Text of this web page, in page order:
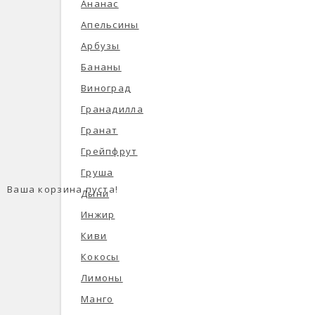
Ваша корзина пуста!
Ананас
Апельсины
Арбузы
Бананы
Виноград
Гранадилла
Гранат
Грейпфрут
Груша
Дыни
Инжир
Киви
Кокосы
Лимоны
Манго